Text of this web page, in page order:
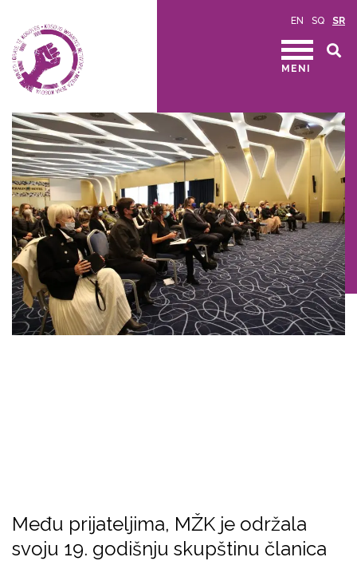
EN SQ SR
MENI
Među prijateljima, MŽK je održala
svoju 19. godišnju skupštinu članica